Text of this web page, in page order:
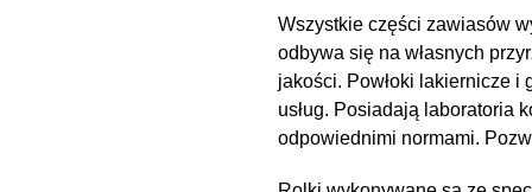
Wszystkie części zawiasów
odbywa się na własnych
jakości. Powłoki lakiernicze i
usług. Posiadają laboratoria
odpowiednimi normami.